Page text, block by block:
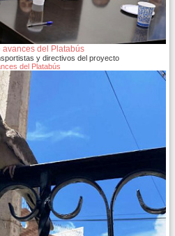
del Platabús
y directivos del proyecto
del Platabús